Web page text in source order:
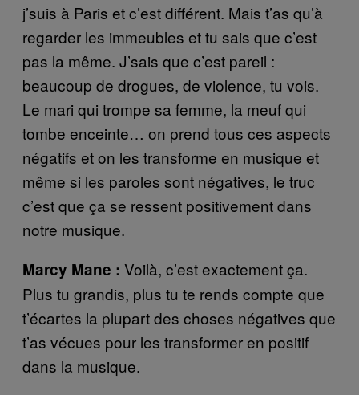
j’suis à Paris et c’est différent. Mais t’as qu’à
regarder les immeubles et tu sais que c’est
pas la même. J’sais que c’est pareil :
beaucoup de drogues, de violence, tu vois.
Le mari qui trompe sa femme, la meuf qui
tombe enceinte… on prend tous ces aspects
négatifs et on les transforme en musique et
même si les paroles sont négatives, le truc
c’est que ça se ressent positivement dans
notre musique.
Marcy Mane : Voilà, c’est exactement ça.
Plus tu grandis, plus tu te rends compte que
t’écartes la plupart des choses négatives que
t’as vécues pour les transformer en positif
dans la musique.